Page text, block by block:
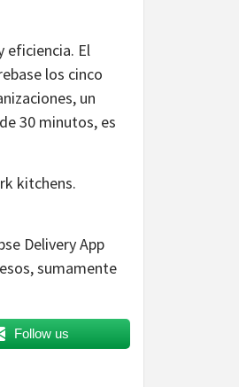
eficiencia. El
los cinco
un
30 minutos, es
kitchens.
Delivery App
sumamente
Follow us